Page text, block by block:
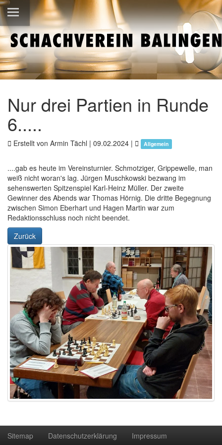
Nur drei Partien in Runde
6.....
Erstellt von Armin Tächl | 09.02.2024 | Allgemein
....gab es heute im Vereinsturnier. Schmotziger, Grippewelle, man
weiß nicht woran's lag. Jürgen Muschkowski bezwang im
sehenswerten Spitzenspiel Karl-Heinz Müller. Der zweite
Gewinner des Abends war Thomas Hörnig. Die dritte Begegnung
zwischen Simon Eberhart und Hagen Martin war zum
Redaktionsschluss noch nicht beendet.
Zurück
Sitemap Datenschutzerklärung Impressum